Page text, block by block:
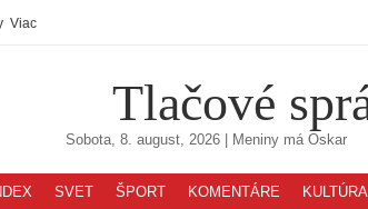
Viac
Tlačové
Sobota, 8. august, 2026| Meniny má Oskar
SVET ŠPORT KOMENTÁRE KULTÚRA